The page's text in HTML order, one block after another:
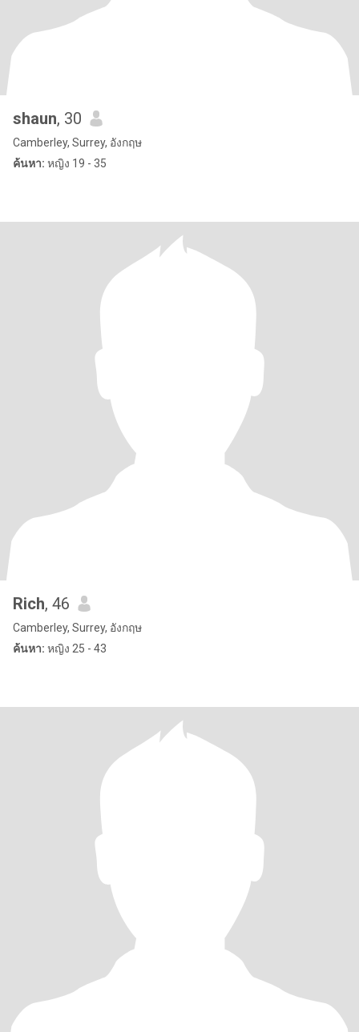
shaun, 30
Camberley, Surrey, อังกฤษ
ค้นหา: หญิง 19 - 35
Rich, 46
Camberley, Surrey, อังกฤษ
ค้นหา: หญิง 25 - 43